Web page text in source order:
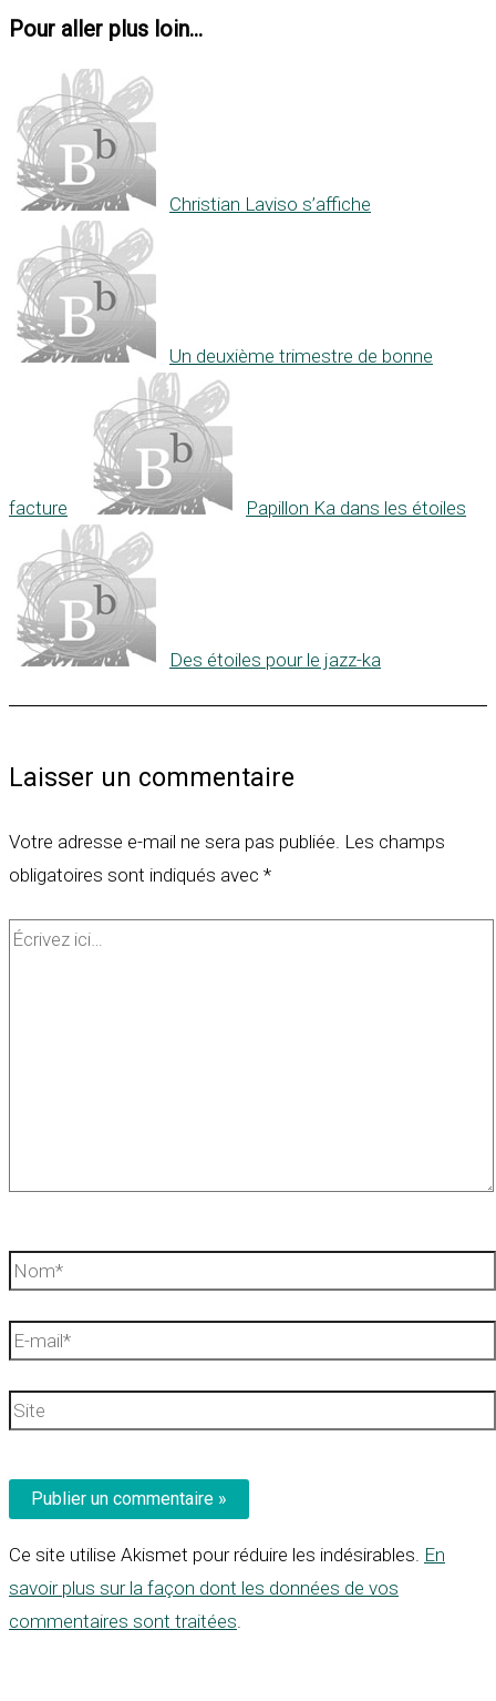
Pour aller plus loin...
Christian Laviso s’affiche
Un deuxième trimestre de bonne
facture Papillon Ka dans les étoiles
Des étoiles pour le jazz-ka
Laisser un commentaire
Votre adresse e-mail ne sera pas publiée. Les champs
obligatoires sont indiqués avec *
Écrivez
Nom*
E-
Site
Ce site utilise Akismet pour réduire les indésirables. En
savoir plus sur la façon dont les données de vos
commentaires sont traitées